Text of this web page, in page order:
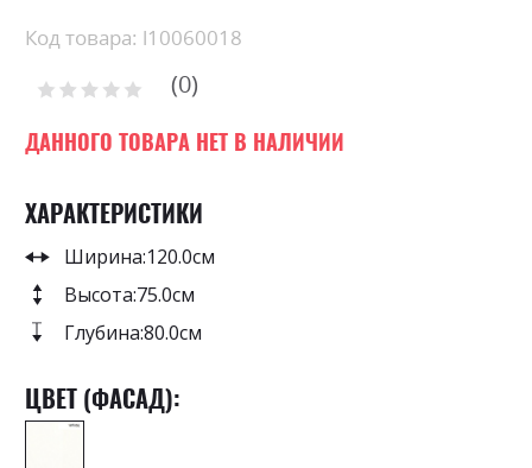
beginning
the
gallery
Код товара: l10060018
Рейтинг: 0
ДАННОГО ТОВАРА НЕТ В НАЛИЧИИ
ХАРАКТЕРИСТИКИ
Ширина:120.0см
Высота:75.0см
Глубина:80.0см
ЦВЕТ (ФАСАД):